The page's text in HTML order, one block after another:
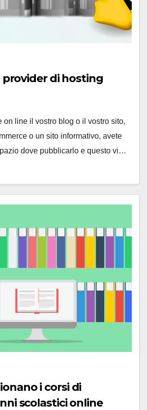
provider di hosting
on line il vostro blog o il vostro sito,
o un sito informativo, avete
dove pubblicarlo e questo vi…
i corsi di
scolastici online